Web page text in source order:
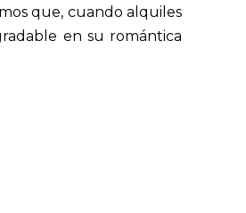
que, cuando alquiles
en su romántica